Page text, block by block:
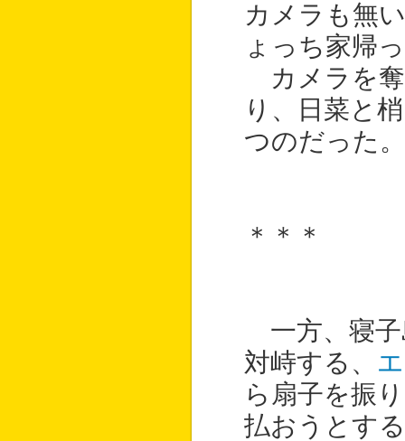
カメラも無
ょっち家帰
カメラを奪
り、日菜と
つのだった。
＊＊＊
一方、寝子
対峙する、
ら扇子を振
払おうとす